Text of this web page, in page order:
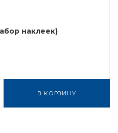
наклеек)
В КОРЗИНУ